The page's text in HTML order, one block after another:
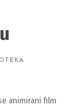
animirani film